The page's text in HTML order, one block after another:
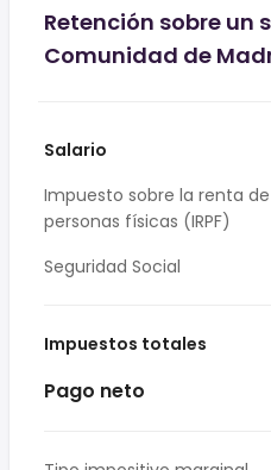
Retención sobre un
Comunidad de
Salario
Impuesto sobre la renta
personas físicas (IRPF)
Seguridad Social
Impuestos totales
Pago neto